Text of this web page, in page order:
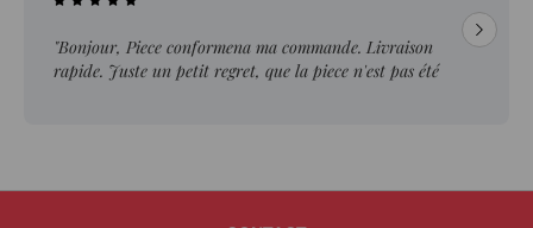
"Bonjour, Piece conformena ma commande. Livraison
rapide. Juste un petit regret, que la piece n'est pas été